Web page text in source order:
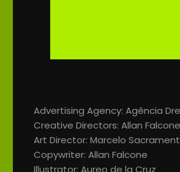
Opinión
Search
Advertising Agency: Agência
Creative Directors: Allan
Art Director: Marcelo
Copywriter: Allan Falcone
Illustrator: Aureo de la Cruz